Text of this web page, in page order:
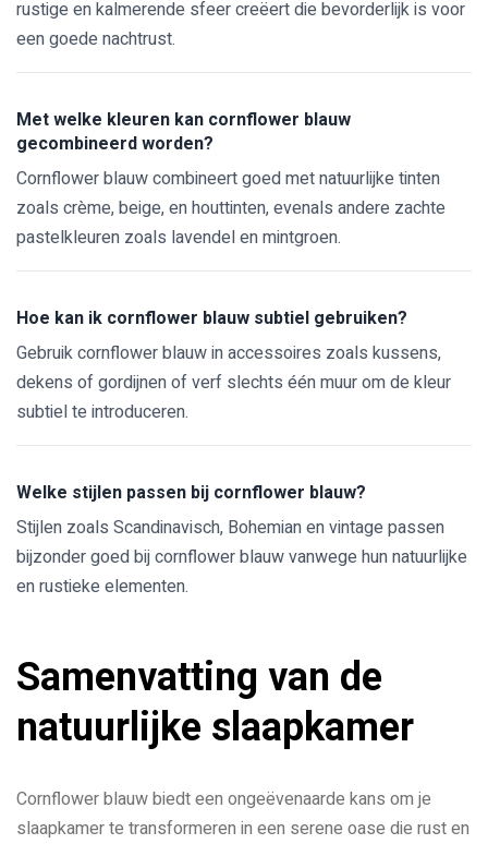
rustige en kalmerende sfeer creëert die bevorderlijk is voor
een goede nachtrust.
Met welke kleuren kan cornflower blauw
gecombineerd worden?
Cornflower blauw combineert goed met natuurlijke tinten
zoals crème, beige, en houttinten, evenals andere zachte
pastelkleuren zoals lavendel en mintgroen.
Hoe kan ik cornflower blauw subtiel gebruiken?
Gebruik cornflower blauw in accessoires zoals kussens,
dekens of gordijnen of verf slechts één muur om de kleur
subtiel te introduceren.
Welke stijlen passen bij cornflower blauw?
Stijlen zoals Scandinavisch, Bohemian en vintage passen
bijzonder goed bij cornflower blauw vanwege hun natuurlijke
en rustieke elementen.
Samenvatting van de
natuurlijke slaapkamer
Cornflower blauw biedt een ongeëvenaarde kans om je
slaapkamer te transformeren in een serene oase die rust en